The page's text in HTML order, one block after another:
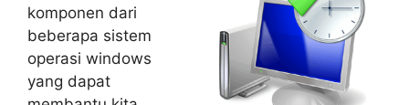
komponen dari
beberapa sistem
operasi windows
yang dapat